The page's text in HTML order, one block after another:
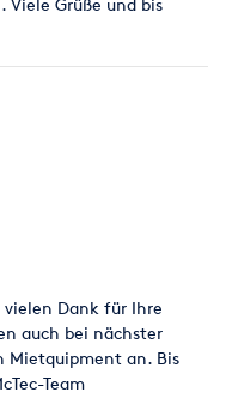
Grüße und bis
Dank für Ihre
auch bei nächster
Mietquipment an. Bis
Team